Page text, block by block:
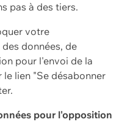
pas à des tiers.
votre
données, de
pour l'envoi de la
le lien "Se désabonner
pour l'opposition